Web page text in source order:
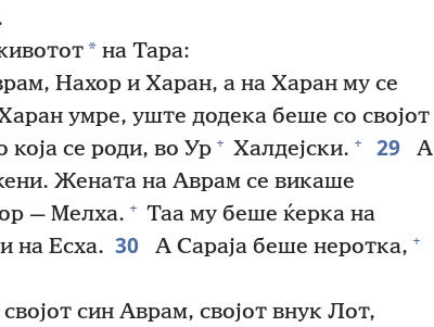
*на Тара:
Нахор и Харан, а на Харан му се
умре, уште додека беше со својот
која се роди, во Ур + Халдејски. + 29
А
Жената на Аврам се викаше
— Мелха. + Таа му беше ќерка на
на Есха. 30 А Сараја беше неротка, +
син Аврам, својот внук Лот,